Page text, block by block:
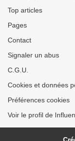
Top articles
Pages
Contact
Signaler un abus
C.G.U.
Cookies et données
Préférences cookies
Voir le profil de